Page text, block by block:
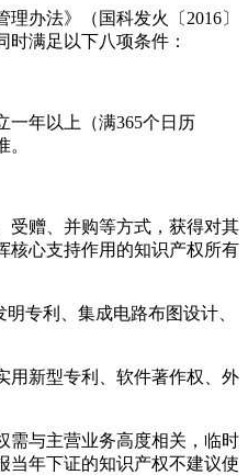
办法》（国科发火〔2016〕
时满足以下八项条件：
年以上（满365个日历
赠、并购等方式，获得对其
核心支持作用的知识产权所有
专利、集成电路布图设计、
新型专利、软件著作权、外
与主营业务高度相关，临时
当年下证的知识产权不建议使